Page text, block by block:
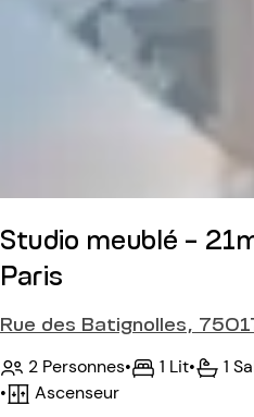
Studio meublé -
Paris
Rue des Batignolles,
2 Personnes• 1 Lit• 1
•
Ascenseur